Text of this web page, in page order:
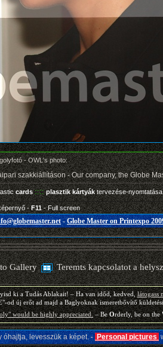
- OWL's photo:
szakkiállításon - Our company, the Globe
cards :::: plasztik kártyáktervezése-
-F11- Full screen
-Globe Master on Printexpo